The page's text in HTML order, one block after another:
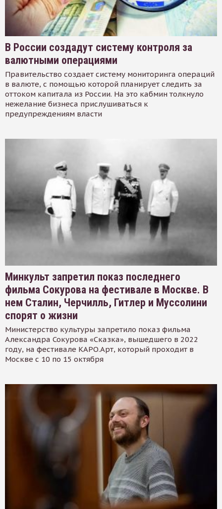
В России создадут систему контроля за
валютными операциями
Правительство создает систему мониторинга операций
в валюте, с помощью которой планирует следить за
оттоком капитала из России. На это кабмин толкнуло
нежелание бизнеса прислушиваться к
предупреждениям власти
Минкульт запретил показ последнего
фильма Сокурова на фестивале в Москве. В
нем Сталин, Черчилль, Гитлер и Муссолини
спорят о жизни
Министерство культуры запретило показ фильма
Александра Сокурова «Сказка», вышедшего в 2022
году, на фестивале КАРО.Арт, который проходит в
Москве с 10 по 15 октября